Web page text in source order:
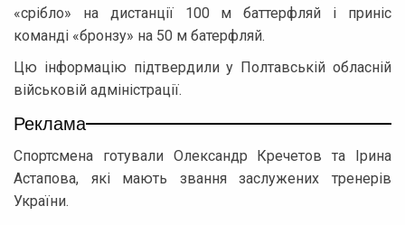
«срібло» на дистанції 100 м баттерфляй і приніс
команді «бронзу» на 50 м батерфляй.
Цю інформацію підтвердили у Полтавській обласній
військовій адміністрації.
Реклама
Спортсмена готували Олександр Кречетов та Ірина
Астапова, які мають звання заслужених тренерів
України.